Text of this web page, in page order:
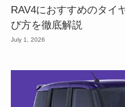
RAV4におすすめのタイ
び方を徹底解説
July 1, 2026